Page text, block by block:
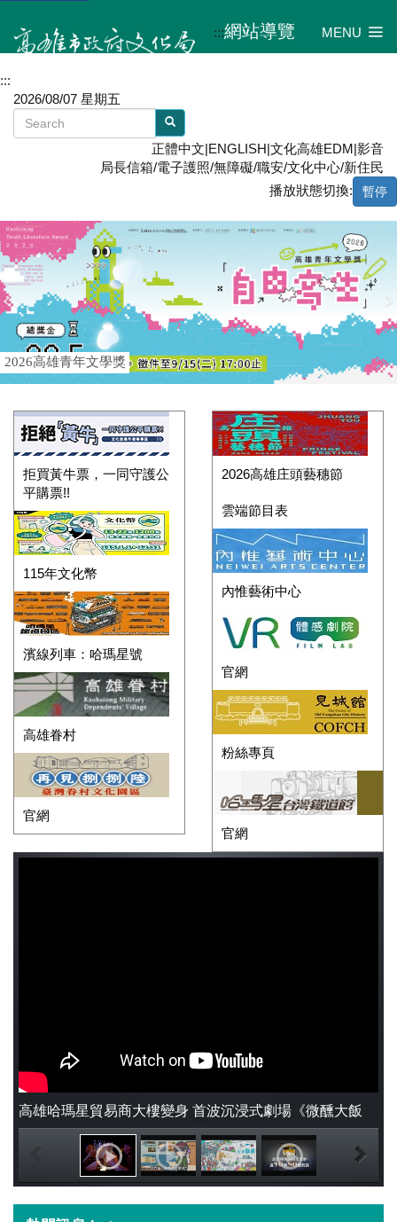
:::網站導覽 MENU
:::
2026/08/07 星期五
正體中文|ENGLISH|文化高雄EDM|影音
局長信箱/電子護照/無障礙/職安/文化中心/新住民
播放狀態切換:
暫停
2026高雄青年文學獎
拒買黃牛票，一同守護公
平購票!!
115年文化幣
濱線列車：哈瑪星號
高雄眷村
官網
2026高雄庄頭藝穗節
雲端節目表
內惟藝術中心
官網
粉絲專頁
官網
高雄哈瑪星貿易商大樓變身 首波沉浸式劇場《微醺大飯
店》